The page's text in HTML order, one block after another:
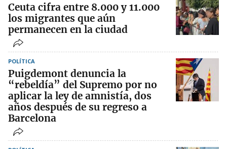
Ceuta cifra entre 8.000 y 11.000
los migrantes que aún
permanecen en la ciudad
POLÍTICA
Puigdemont denuncia la
“rebeldía” del Supremo por no
aplicar la ley de amnistía, dos
años después de su regreso a
Barcelona